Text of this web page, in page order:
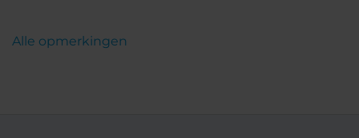
Alle opmerkingen